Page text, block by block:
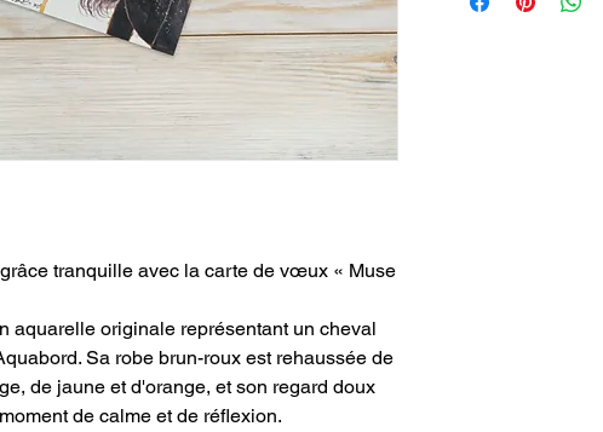
tranquille avec la carte de vœux « Muse
aquarelle originale représentant un cheval
Sa robe brun-roux est rehaussée de
de jaune et d'orange, et son regard doux
de calme et de réflexion.